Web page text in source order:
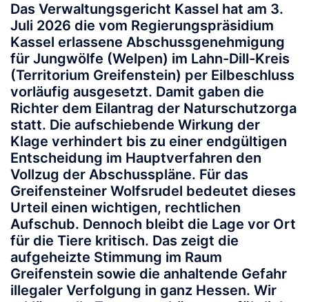
Das Verwaltungsgericht Kassel hat am 3.
Juli 2026 die vom Regierungspräsidium
Kassel erlassene Abschussgenehmigung
für Jungwölfe (Welpen) im Lahn-Dill-Kreis
(Territorium Greifenstein) per Eilbeschluss
vorläufig ausgesetzt. Damit gaben die
Richter dem Eilantrag der Naturschutzorga
statt. Die aufschiebende Wirkung der
Klage verhindert bis zu einer endgültigen
Entscheidung im Hauptverfahren den
Vollzug der Abschusspläne. Für das
Greifensteiner Wolfsrudel bedeutet dieses
Urteil einen wichtigen, rechtlichen
Aufschub. Dennoch bleibt die Lage vor Ort
für die Tiere kritisch. Das zeigt die
aufgeheizte Stimmung im Raum
Greifenstein sowie die anhaltende Gefahr
illegaler Verfolgung in ganz Hessen. Wir